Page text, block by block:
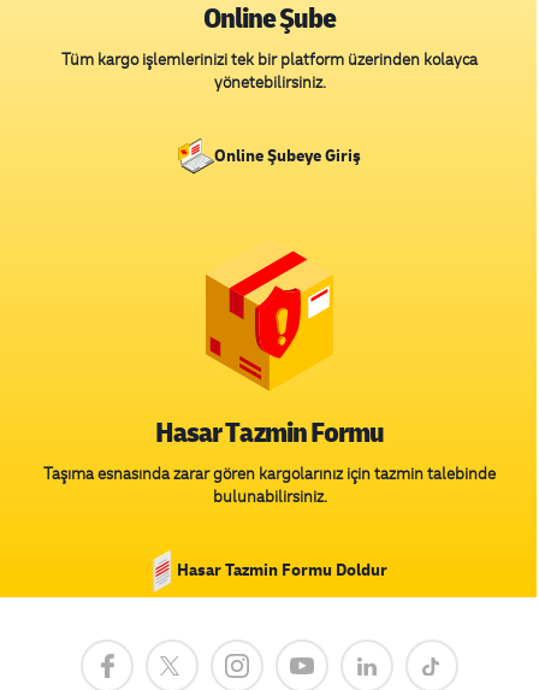
Online Şube
Tüm kargo işlemlerinizi tek bir platform üzerinden kolayca
yönetebilirsiniz.
Online Şubeye Giriş
Hasar Tazmin Formu
Taşıma esnasında zarar gören kargolarınız için tazmin talebinde
bulunabilirsiniz.
Hasar Tazmin Formu Doldur